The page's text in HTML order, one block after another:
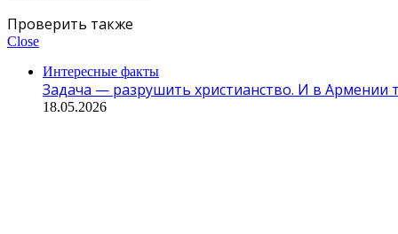
Проверить также
Close
Интересные факты
Задача — разрушить христианство. И в Армении
18.05.2026